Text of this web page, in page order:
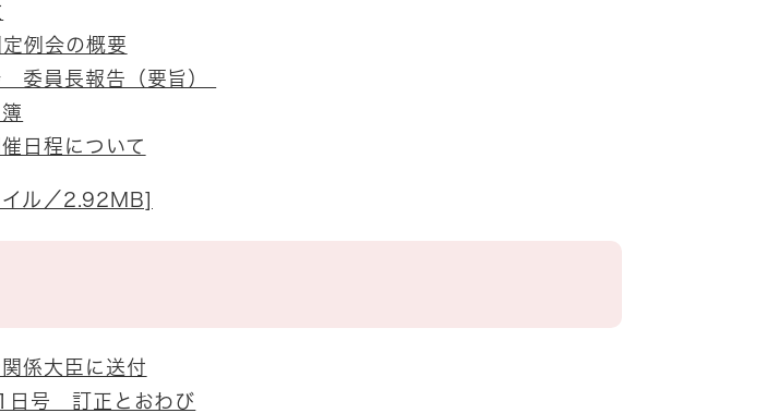
例会の概要
委員長報告（要旨）
日程について
ル／2.92MB]
係大臣に送付
日号 訂正とおわび